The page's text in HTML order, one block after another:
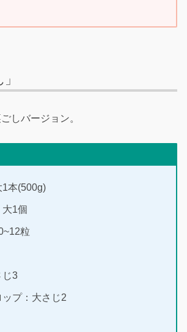
しバージョン。
1本(500g)
大1個
粒
じ3
プ：大さじ2